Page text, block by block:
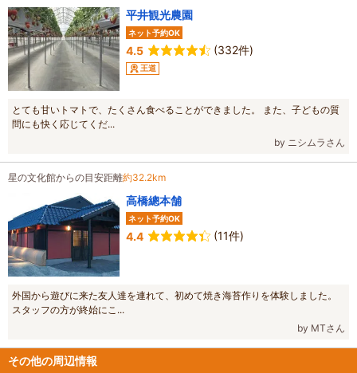
平井観光農園
ネット予約OK
4.5 (332件)
王道
とても甘いトマトで、たくさん食べることができました。 また、子どもの質
問にも快く応じてくだ...
by ニシムラさん
星の文化館からの目安距離約32.2km
高橋總本舗
ネット予約OK
4.4 (11件)
外国から遊びに来た友人達を連れて、初めて焼き海苔作りを体験しました。
スタッフの方が終始にこ...
by MTさん
その他の周辺情報